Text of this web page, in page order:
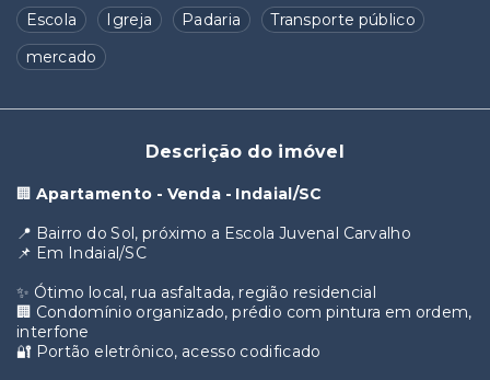
Escola Igreja Padaria
Transporte público
mercado
Descrição do imóvel
🏢 Apartamento - Venda - Indaial/SC
📍 Bairro do Sol, próximo a Escola Juvenal Carvalho
📌 Em Indaial/SC
✨ Ótimo local, rua asfaltada, região residencial
🏢 Condomínio organizado, prédio com pintura em ordem,
interfone
🔐 Portão eletrônico, acesso codificado